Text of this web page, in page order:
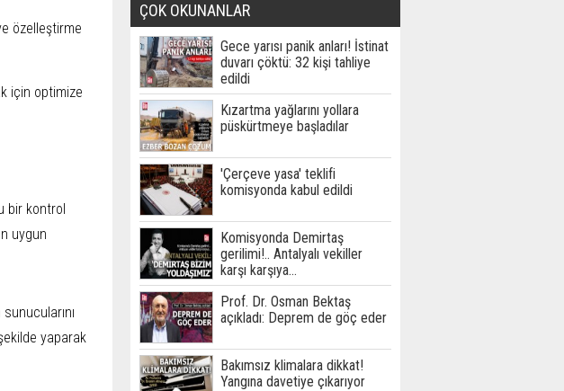
özelleştirme
için optimize
bir kontrol
uygun
yaparak
ÇOK OKUNANLAR
Gece yarısı panik anları! İstinat
duvarı çöktü: 32 kişi tahliye
edildi
Kızartma yağlarını yollara
püskürtmeye başladılar
'Çerçeve yasa' teklifi
komisyonda kabul edildi
Komisyonda Demirtaş
gerilimi!.. Antalyalı vekiller
karşı karşıya…
Prof. Dr. Osman Bektaş
açıkladı: Deprem de göç eder
Bakımsız klimalara dikkat!
Yangına davetiye çıkarıyor